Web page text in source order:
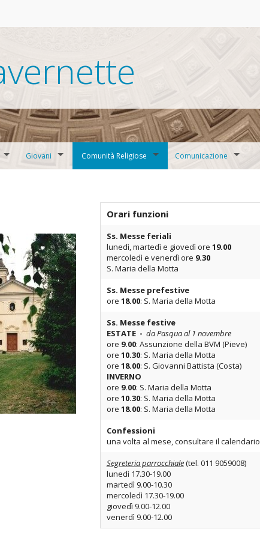
Giovani Comunità Religiose
San Valeriano
Comunità Monastica
Comunicazione
Galleria fotografica
Bollettini
Orari funzioni
Ss. Messe feriali
lunedì, martedì e giovedì ore 19.00
mercoledì e venerdì ore 9.30
S. Maria della Motta
Ss. Messe prefestive
ore 18.00: S. Maria della Motta
Ss. Messe festive
ESTATE - da Pasqua al 1 novembre
ore 9.00: Assunzione della BVM (Pieve)
ore 10.30: S. Maria della Motta
ore 18.00: S. Giovanni Battista (Costa)
INVERNO
ore 9.00: S. Maria della Motta
ore 10.30: S. Maria della Motta
ore 18.00: S. Maria della Motta
Confessioni
una volta al mese, consultare il calendario
Segreteria parrocchiale(tel. 011 9059008)
lunedì 17.30-19.00
martedì 9.00-10.30
mercoledì 17.30-19.00
giovedì 9.00-12.00
venerdì 9.00-12.00